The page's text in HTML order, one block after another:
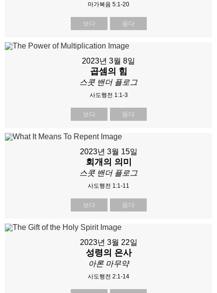
마가복음 5:1-20
보다 듣다
2023년 3월 8일
곱셈의 힘
스콧 밴더 플로그
사도행전 1:1-3
보다 듣다
2023년 3월 15일
회개의 의미
스콧 밴더 플로그
사도행전 1:1-11
보다 듣다
2023년 3월 22일
성령의 은사
아론 마무약
사도행전 2:1-14